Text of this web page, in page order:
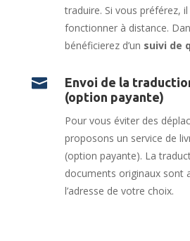
traduire. Si vous préférez,
fonctionner à distance.
bénéficierez d’un suivi de

Envoi de la
(option payante)
Pour vous éviter des
proposons un service de
(option payante). La
documents originaux sont
l’adresse de votre choix.